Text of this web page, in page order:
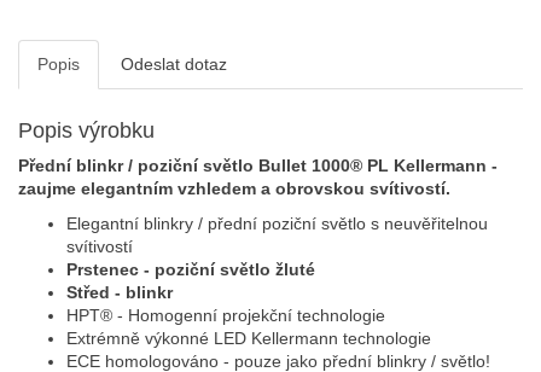
Popis Odeslat dotaz
Popis výrobku
Přední blinkr / poziční světlo Bullet 1000® PL Kellermann -
zaujme elegantním vzhledem a obrovskou svítivostí.
Elegantní blinkry / přední poziční světlo s neuvěřitelnou
svítivostí
Prstenec - poziční světlo žluté
Střed - blinkr
HPT® - Homogenní projekční technologie
Extrémně výkonné LED Kellermann technologie
ECE homologováno - pouze jako přední blinkry / světlo!